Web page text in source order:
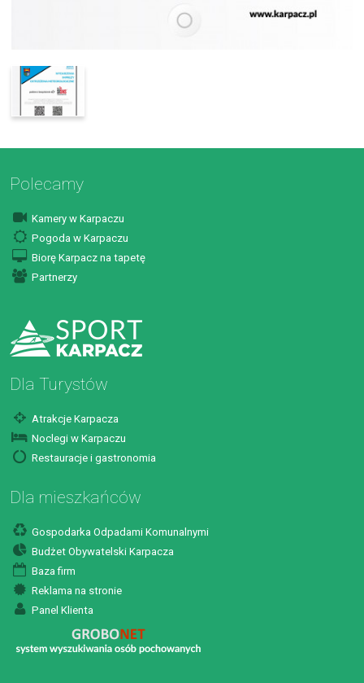
Polecamy
Kamery w Karpaczu
Pogoda w Karpaczu
Biorę Karpacz na tapetę
Partnerzy
Dla Turystów
Atrakcje Karpacza
Noclegi w Karpaczu
Restauracje i gastronomia
Dla mieszkańców
Gospodarka Odpadami Komunalnymi
Budżet Obywatelski Karpacza
Baza firm
Reklama na stronie
Panel Klienta